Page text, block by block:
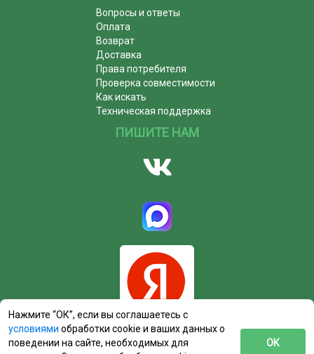
Вопросы и ответы
Оплата
Возврат
Доставка
Права потребителя
Проверка совместимости
Как искать
Техническая поддержка
ПИШИТЕ НАМ
Нажмите “ОК”, если вы соглашаетесь с
условиями обработки cookie и ваших данных о
поведении на сайте, необходимых для
ОК